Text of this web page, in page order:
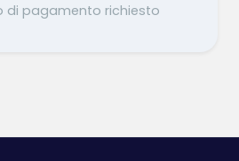
di pagamento richiesto